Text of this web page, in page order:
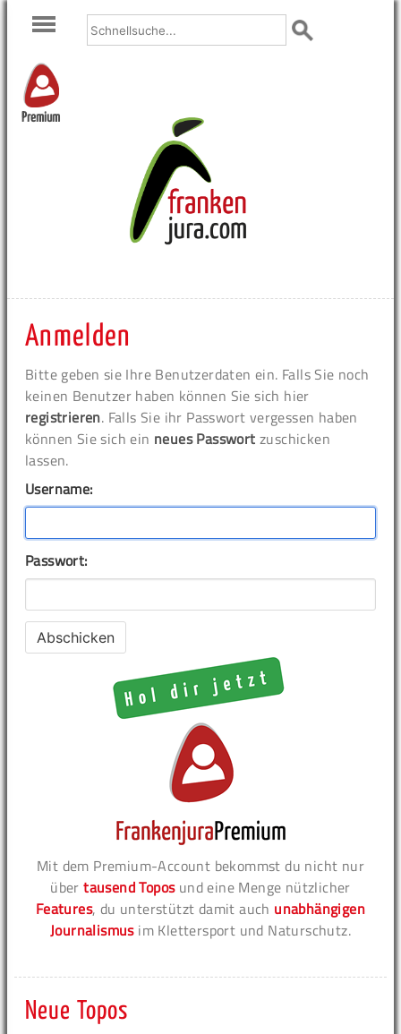
Premium
Anmelden
Bitte geben sie Ihre Benutzerdaten ein. Falls Sie noch
keinen Benutzer haben können Sie sich hier
registrieren. Falls Sie ihr Passwort vergessen haben
können Sie sich ein neues Passwort zuschicken
lassen.
Username:
Passwort:
Mit dem Premium-Account bekommst du nicht nur
übertausend Toposund eine Menge nützlicher
Features, du unterstützt damit auch unabhängigen
Journalismusim Klettersport und Naturschutz.
Neue Topos